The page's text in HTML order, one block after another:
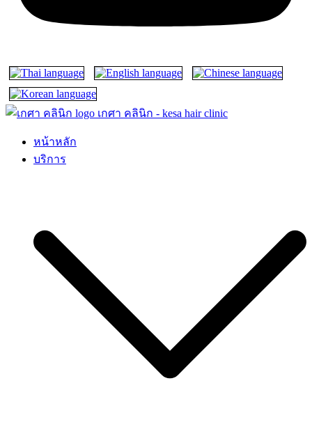
เกศา คลินิก – kesa hair clinic
kesa hair ปลูกผม ปลูกคิ้ว รักษาผมร่วง ผมบาง
หน้าหลัก
บริการ